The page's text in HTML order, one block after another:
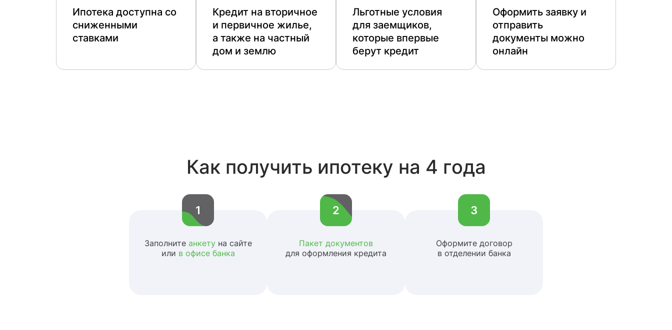
Ипотека доступна со
сниженными
ставками
Кредит на вторичное
и первичное жилье,
а также на частный
дом и землю
Льготные условия
для заемщиков,
которые впервые
берут кредит
Оформить заявку и
отправить
документы можно
онлайн
Как получить ипотеку на 4 года
1
Заполните анкетуна сайте
или в офисе банка
2
Пакет документов
для оформления кредита
3
Оформите договор
в отделении банка